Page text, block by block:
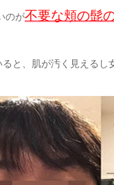
のが不要な頬の髭
と、肌が汚く見えるし